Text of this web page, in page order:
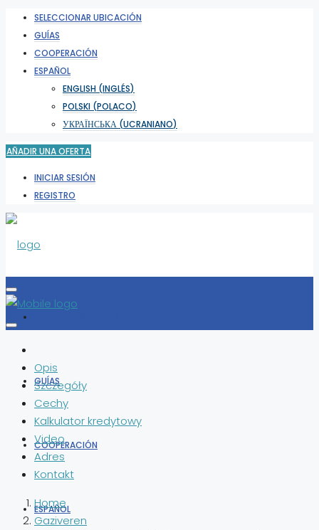
SELECCIONAR UBICACIÓN
GUÍAS
COOPERACIÓN
ESPAÑOL
ENGLISH (INGLÉS)
POLSKI (POLACO)
УКРАЇНСЬКА (UCRANIANO)
AÑADIR UNA OFERTA
INICIAR SESIÓN
REGISTRO
GUÍAS
COOPERACIÓN
ESPAÑOL
Opis
Szczegóły
Cechy
Kalkulator kredytowy
Video
Adres
Kontakt
Home
Gaziveren